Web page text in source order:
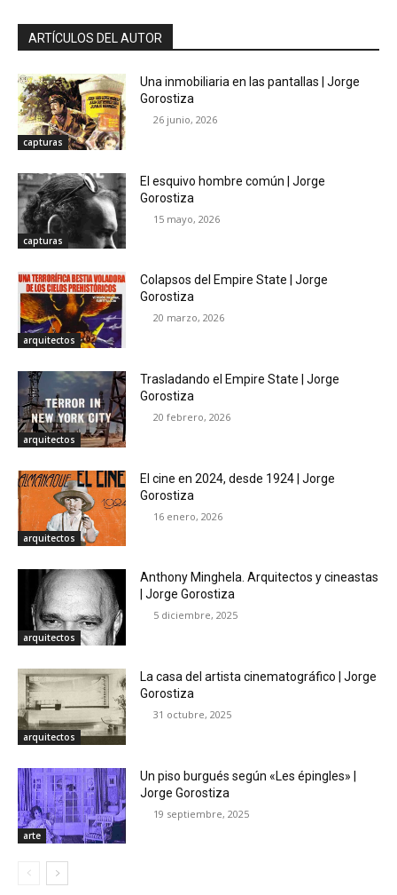
ARTÍCULOS DEL AUTOR
capturas
Una inmobiliaria en las pantallas | Jorge
Gorostiza
26 junio, 2026
capturas
El esquivo hombre común | Jorge
Gorostiza
15 mayo, 2026
arquitectos
Colapsos del Empire State | Jorge
Gorostiza
20 marzo, 2026
arquitectos
Trasladando el Empire State | Jorge
Gorostiza
20 febrero, 2026
arquitectos
El cine en 2024, desde 1924 | Jorge
Gorostiza
16 enero, 2026
arquitectos
Anthony Minghela. Arquitectos y cineastas
| Jorge Gorostiza
5 diciembre, 2025
arquitectos
La casa del artista cinematográfico | Jorge
Gorostiza
31 octubre, 2025
arte
Un piso burgués según «Les épingles» |
Jorge Gorostiza
19 septiembre, 2025